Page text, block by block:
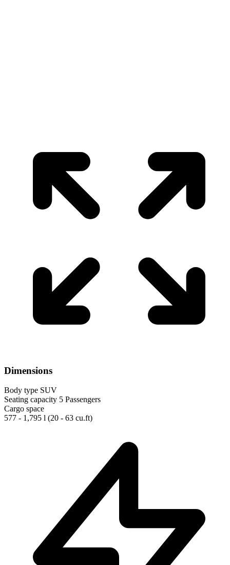
Dimensions
Body type SUV
Seating capacity 5 Passengers
Cargo space
577 - 1,795 l (20 - 63 cu.ft)